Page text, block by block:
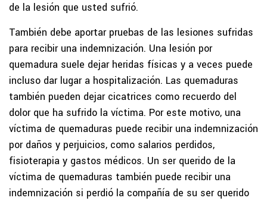
de la lesión que usted sufrió.
También debe aportar pruebas de las lesiones sufridas
para recibir una indemnización. Una lesión por
quemadura suele dejar heridas físicas y a veces puede
incluso dar lugar a hospitalización. Las quemaduras
también pueden dejar cicatrices como recuerdo del
dolor que ha sufrido la víctima. Por este motivo, una
víctima de quemaduras puede recibir una indemnización
por daños y perjuicios, como salarios perdidos,
fisioterapia y gastos médicos. Un ser querido de la
víctima de quemaduras también puede recibir una
indemnización si perdió la compañía de su ser querido